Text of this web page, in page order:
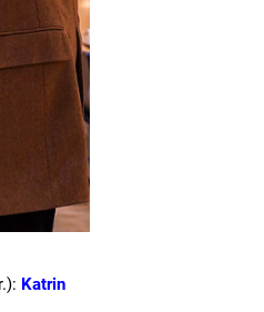
Katrin